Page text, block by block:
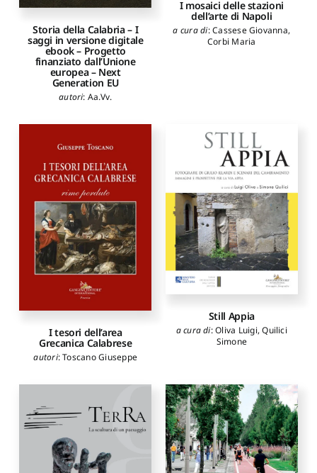
Storia della Calabria – I
saggi in versione digitale
ebook – Progetto
finanziato dall’Unione
europea – Next
Generation EU
autori: Aa.Vv.
I mosaici delle stazioni
dell’arte di Napoli
a cura di:Cassese Giovanna,
Corbi Maria
I tesori dell’area
Grecanica Calabrese
autori:Toscano Giuseppe
Still Appia
a cura di:Oliva Luigi,Quilici
Simone